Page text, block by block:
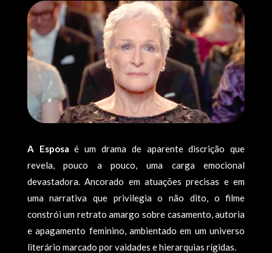
A Esposa é um drama de aparente discrição que
revela, pouco a pouco, uma carga emocional
devastadora. Ancorado em atuações precisas e em
uma narrativa que privilegia o não dito, o filme
constrói um retrato amargo sobre casamento, autoria
e apagamento feminino, ambientado em um universo
literário marcado por vaidades e hierarquias rígidas.